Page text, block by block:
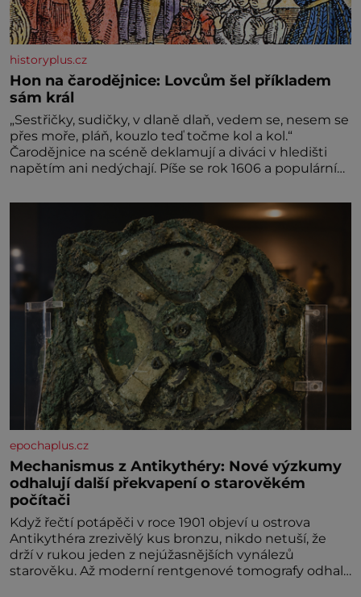
historyplus.cz
Hon na čarodějnice: Lovcům šel příkladem
sám král
„Sestřičky, sudičky, v dlaně dlaň, vedem se, nesem se
přes moře, pláň, kouzlo teď točme kol a kol.“
Čarodějnice na scéně deklamují a diváci v hledišti
napětím ani nedýchají. Píše se rok 1606 a populární
Tragédii o Macbethovi. Napsal ji pro krále Jakuba I.,
jenž v roce 1603 vystřídal
epochaplus.cz
Mechanismus z Antikythéry: Nové výzkumy
odhalují další překvapení o starověkém
počítači
Když řečtí potápěči v roce 1901 objeví u ostrova
Antikythéra zrezivělý kus bronzu, nikdo netuší, že
drží v rukou jeden z nejúžasnějších vynálezů
starověku. Až moderní rentgenové tomografy odhalí